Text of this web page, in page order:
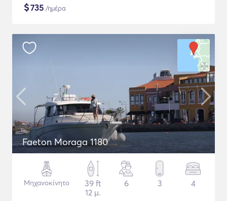
$735 /ημέρα
Faeton Moraga 1180
Μηχανοκίνητο
39 ft
12 μ.
6 3 4